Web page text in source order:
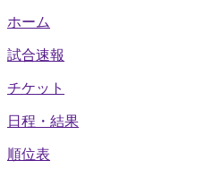
ホーム
試合速報
チケット
日程・結果
順位表